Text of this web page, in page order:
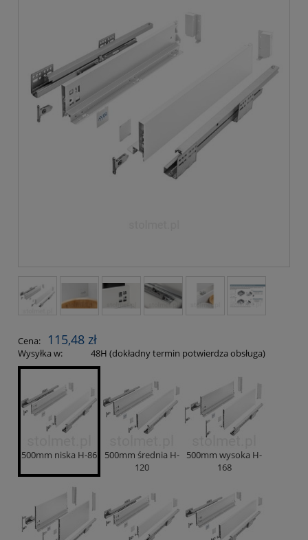
Cena: 115,48 zł
Wysyłka w: 48H (dokładny termin potwierdza obsługa)
500mm niska H-86
500mm średnia H-
120
500mm wysoka H-
168